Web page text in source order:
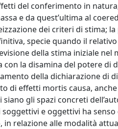
del conferimento in
e da quest’ultima al
dei criteri di stima;
specie quando il
della stima iniziale nel
la disamina del potere di
della dichiarazione di
di effetti mortis causa,
gli spazi concreti
e oggettivi ha
relazione alle modalità